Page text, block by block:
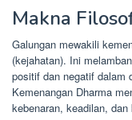
Makna
Galungan mewakili
(kejahatan). Ini
positif dan negatif dalam
Kemenangan Dharma
kebenaran, keadilan, dan